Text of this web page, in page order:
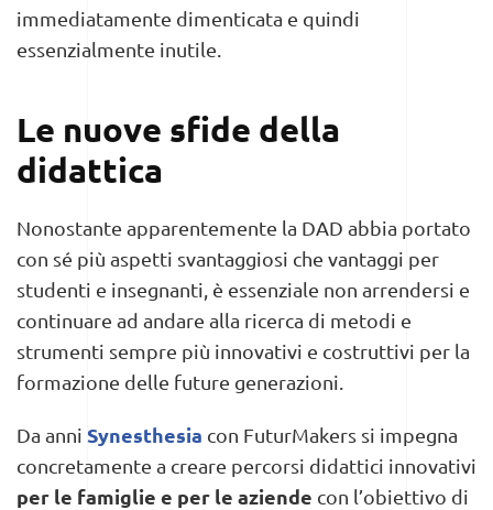
immediatamente dimenticata e quindi
essenzialmente inutile.
Le nuove sfide della
didattica
Nonostante apparentemente la DAD abbia portato
con sé più aspetti svantaggiosi che vantaggi per
studenti e insegnanti, è essenziale non arrendersi e
continuare ad andare alla ricerca di metodi e
strumenti sempre più innovativi e costruttivi per la
formazione delle future generazioni.
Da anni Synesthesia con FuturMakers si impegna
concretamente a creare percorsi didattici innovativi
per le famiglie e per le aziende con l’obiettivo di